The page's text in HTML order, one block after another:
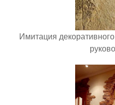
Имитация